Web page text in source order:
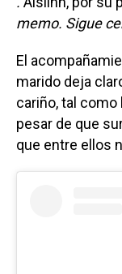
memo. Sigue
El
marido deja
cariño, tal
pesar de que
que entre ellos